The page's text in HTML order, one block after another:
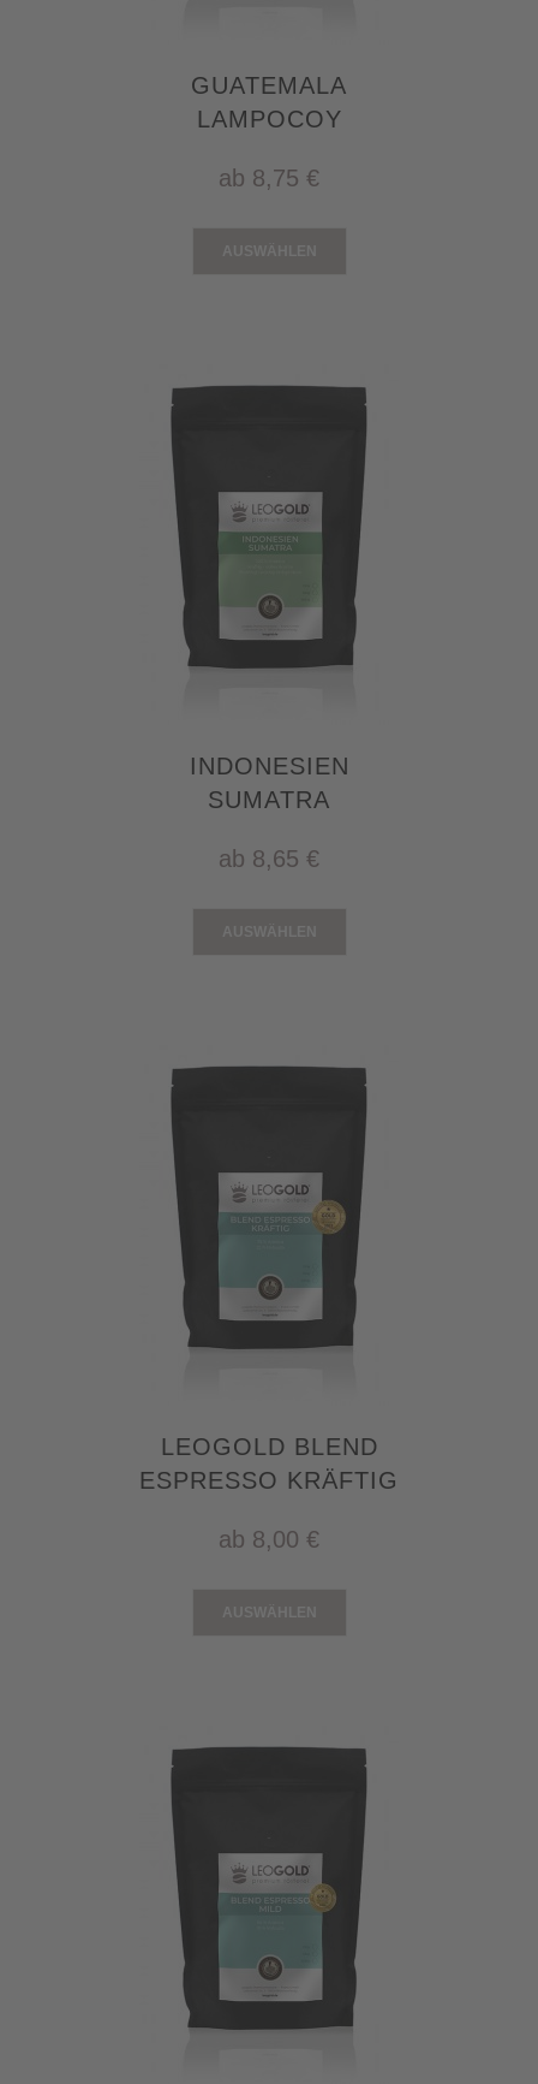
GUATEMALA
LAMPOCOY
ab 8,75 €
INDONESIEN
SUMATRA
ab 8,65 €
LEOGOLD BLEND
ESPRESSO KRÄFTIG
ab 8,00 €